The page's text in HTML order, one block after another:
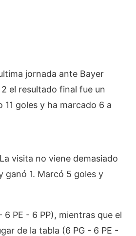
jornada ante Bayer
el resultado final fue un
goles y ha marcado 6 a
visita no viene demasiado
ganó 1. Marcó 5 goles y
PE - 6 PP), mientras que el
de la tabla (6 PG - 6 PE -